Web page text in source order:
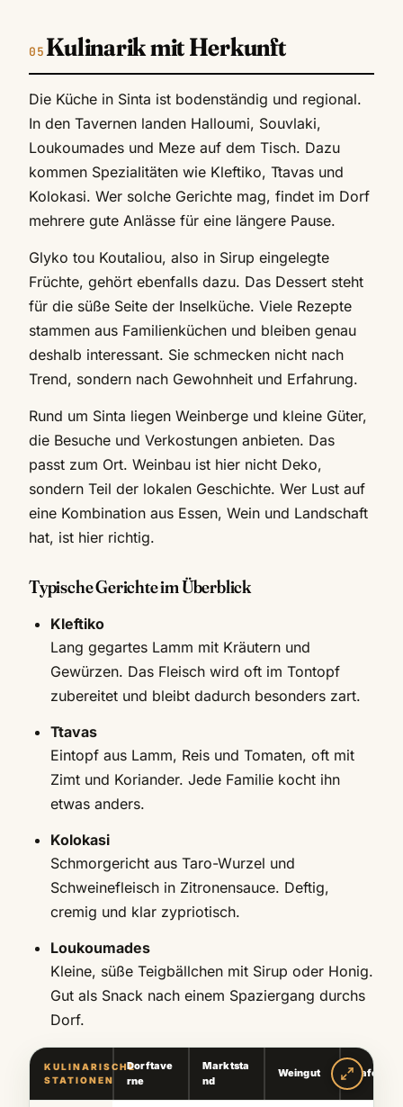
Kulinarik mit Herkunft
Die Küche in Sinta ist bodenständig und regional.
In den Tavernen landen Halloumi, Souvlaki,
Loukoumades und Meze auf dem Tisch. Dazu
kommen Spezialitäten wie Kleftiko, Ttavas und
Kolokasi. Wer solche Gerichte mag, findet im Dorf
mehrere gute Anlässe für eine längere Pause.
Glyko tou Koutaliou, also in Sirup eingelegte
Früchte, gehört ebenfalls dazu. Das Dessert steht
für die süße Seite der Inselküche. Viele Rezepte
stammen aus Familienküchen und bleiben genau
deshalb interessant. Sie schmecken nicht nach
Trend, sondern nach Gewohnheit und Erfahrung.
Rund um Sinta liegen Weinberge und kleine Güter,
die Besuche und Verkostungen anbieten. Das
passt zum Ort. Weinbau ist hier nicht Deko,
sondern Teil der lokalen Geschichte. Wer Lust auf
eine Kombination aus Essen, Wein und Landschaft
hat, ist hier richtig.
Typische Gerichte im Überblick
Kleftiko
Lang gegartes Lamm mit Kräutern und
Gewürzen. Das Fleisch wird oft im Tontopf
zubereitet und bleibt dadurch besonders zart.
Ttavas
Eintopf aus Lamm, Reis und Tomaten, oft mit
Zimt und Koriander. Jede Familie kocht ihn
etwas anders.
Kolokasi
Schmorgericht aus Taro-Wurzel und
Schweinefleisch in Zitronensauce. Deftig,
cremig und klar zypriotisch.
Loukoumades
Kleine, süße Teigbällchen mit Sirup oder Honig.
Gut als Snack nach einem Spaziergang durchs
Dorf.
KULINARISCHE
STATIONEN
Dorftave
rne
Marktsta
nd
Weingut Café